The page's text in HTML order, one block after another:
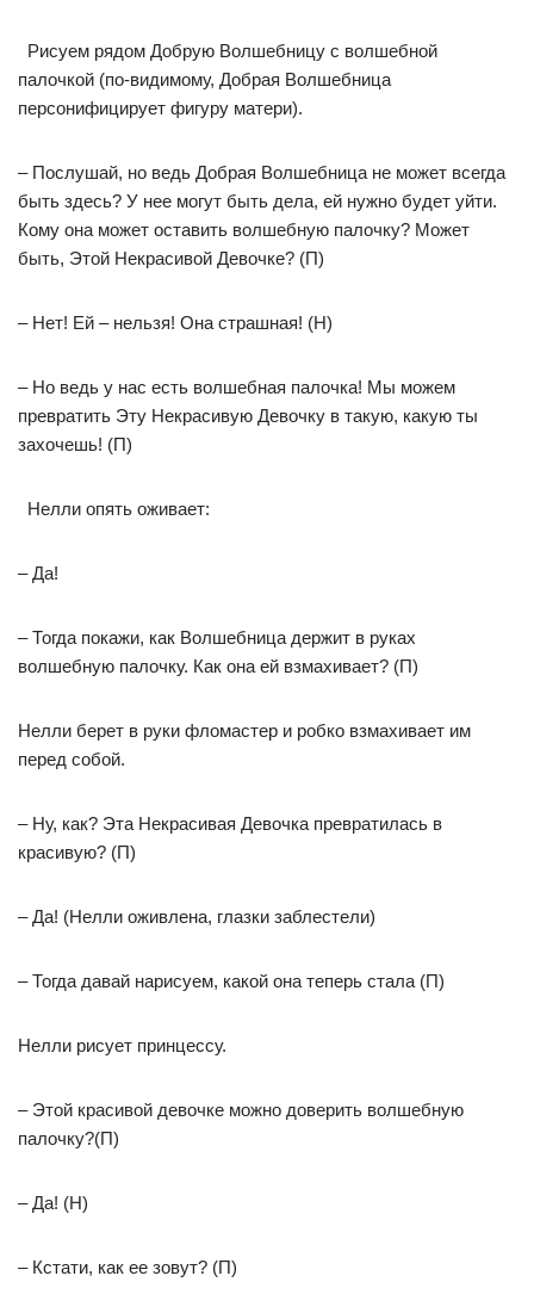
Рисуем рядом Добрую Волшебницу с волшебной
палочкой (по-видимому, Добрая Волшебница
персонифицирует фигуру матери).
– Послушай, но ведь Добрая Волшебница не может всегда
быть здесь? У нее могут быть дела, ей нужно будет уйти.
Кому она может оставить волшебную палочку? Может
быть, Этой Некрасивой Девочке? (П)
– Нет! Ей – нельзя! Она страшная! (Н)
– Но ведь у нас есть волшебная палочка! Мы можем
превратить Эту Некрасивую Девочку в такую, какую ты
захочешь! (П)
Нелли опять оживает:
– Да!
– Тогда покажи, как Волшебница держит в руках
волшебную палочку. Как она ей взмахивает? (П)
Нелли берет в руки фломастер и робко взмахивает им
перед собой.
– Ну, как? Эта Некрасивая Девочка превратилась в
красивую? (П)
– Да! (Нелли оживлена, глазки заблестели)
– Тогда давай нарисуем, какой она теперь стала (П)
Нелли рисует принцессу.
– Этой красивой девочке можно доверить волшебную
палочку?(П)
– Да! (Н)
– Кстати, как ее зовут? (П)